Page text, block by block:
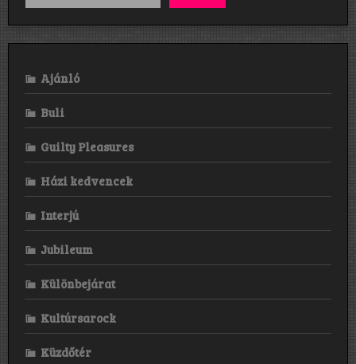
Ajánló
Buli
Guilty Pleasures
Házi kedvencek
Interjú
Jubileum
Különbejárat
Kultúrsarock
Küzdőtér